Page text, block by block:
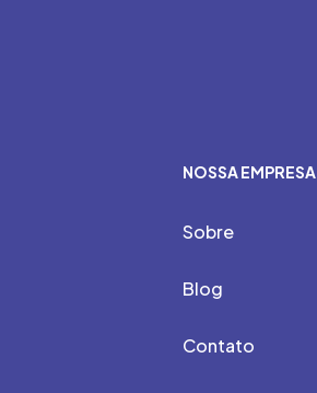
NOSSA EMPRESA
Sobre
Blog
Contato